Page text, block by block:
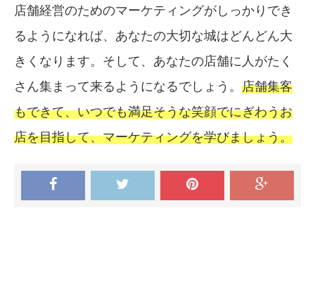
店舗経営のためのマーケティングがしっかりでき
るようになれば、あなたの大切な城はどんどん大
きくなります。そして、あなたの店舗に人がたく
さん集まって来るようになるでしょう。 店舗集客
もできて、いつでも満足そうな笑顔でにぎわうお
店を目指して、マーケティングを学びましょう。